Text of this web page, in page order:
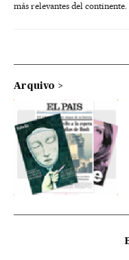
más relevantes del continente.
Arquivo